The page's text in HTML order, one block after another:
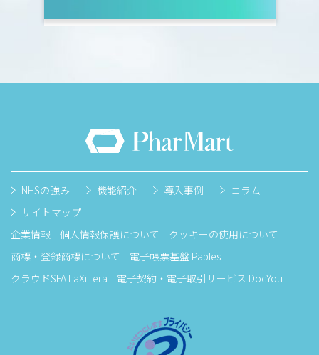
NHSの強み 機能紹介 導入事例
コラム
サイトマップ
企業情報
個人情報保護について
クッキーの使用について
商標・登録商標について
電子帳票基盤 Paples
クラウドSFA LaXiTera
電子契約・電子取引サービス DocYou